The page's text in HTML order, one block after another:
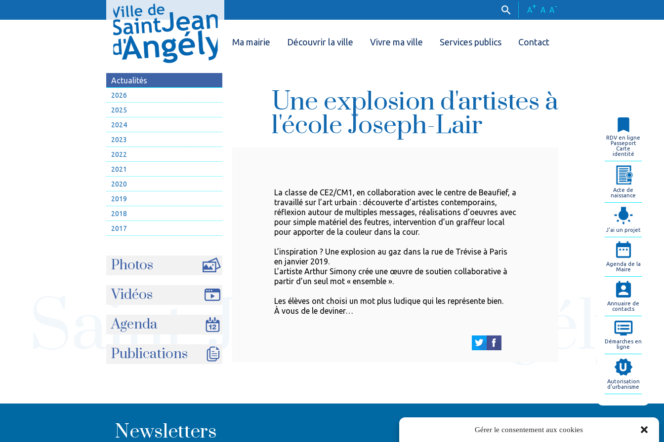
Gérer le consentement aux cookies
A+ A A-
Ma mairie Découvrir la ville Vivre ma ville Services publics Contact
Actualités
2026
2025
2024
2023
2022
2021
2020
2019
2018
2017
Photos
Vidéos
Agenda
Publications
Une explosion d'artistes à
l'école Joseph-Lair
La classe de CE2/CM1, en collaboration avec le centre de Beaufief, a
travaillé sur l’art urbain : découverte d’artistes contemporains,
réflexion autour de multiples messages, réalisations d’oeuvres avec
pour simple matériel des feutres, intervention d’un graffeur local
pour apporter de la couleur dans la cour.
L’inspiration ? Une explosion au gaz dans la rue de Trévise à Paris
en janvier 2019.
L’artiste Arthur Simony crée une œuvre de soutien collaborative à
partir d’un seul mot « ensemble ».
Les élèves ont choisi un mot plus ludique qui les représente bien.
À vous de le deviner…
Newsletters
RDV en ligne
Passeport
Carte
identité
Acte de
naissance
J'ai un projet
Agenda de la
Maire
Annuaire de
contacts
Démarches en
ligne
Autorisation
d'urbanisme